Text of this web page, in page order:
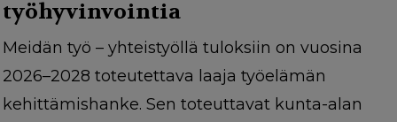
työhyvinvointia
Meidän työ – yhteistyöllä tuloksiin on vuosina
2026–2028 toteutettava laaja työelämän
kehittämishanke. Sen toteuttavat kunta-alan